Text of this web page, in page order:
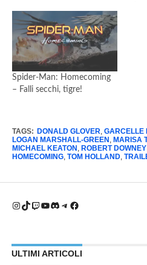
Spider-Man: Homecoming
– Falli secchi, tigre!
TAGS: DONALD GLOVER GARCELLE
LOGAN MARSHALL-GREEN MARISA
MICHAEL KEATON ROBERT
HOMECOMING, TOM HOLLAND,
Instagram
TikTok
Twitch
YouTube
Discord
Telegram
Facebook
ULTIMI ARTICOLI